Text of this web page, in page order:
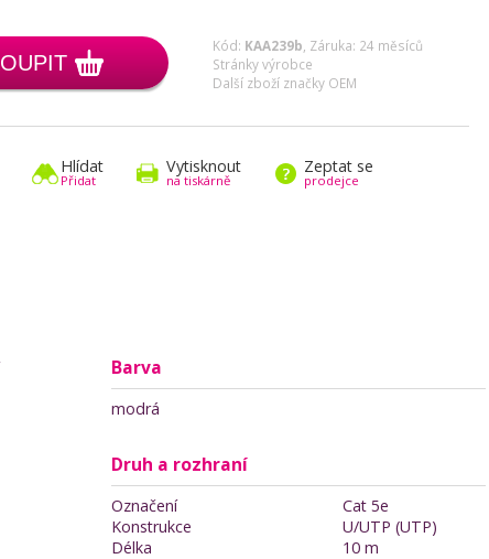
Kód: KAA239b Záruka: 24 měsíců
Stránky výrobce
Další zboží značky OEM
Hlídat
Přidat
Vytisknout
na tiskárně
Zeptat se
prodejce
Barva
modrá
Druh a rozhraní
Označení
Cat 5e
Konstrukce
U/UTP (UTP)
Délka
10 m